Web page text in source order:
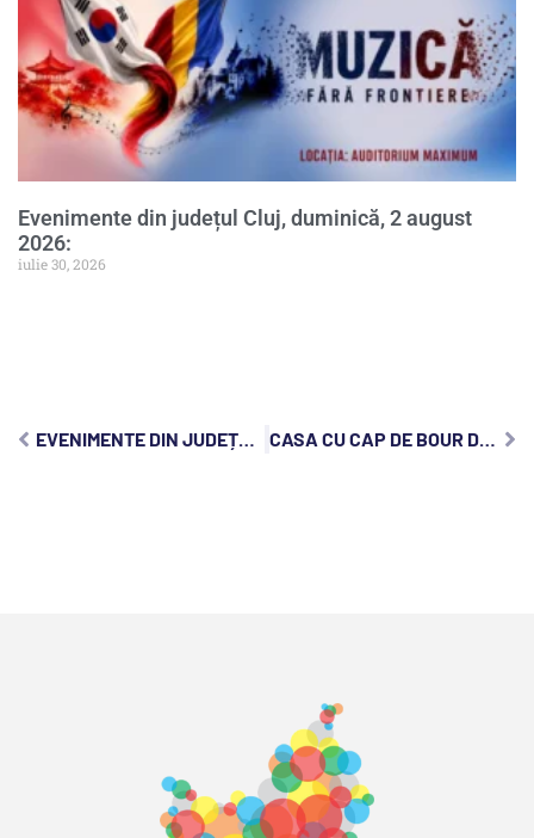
Evenimente din județul Cluj, duminică, 2 august
2026:
iulie 30, 2026
EVENIMENTE DIN JUDEȚUL CLUJ, MIERCURI, 28 AUGUST 2024: CASA CU CAP DE BOUR DIN CLUJ-NAPOCA | ISTORIA CASEI WASS